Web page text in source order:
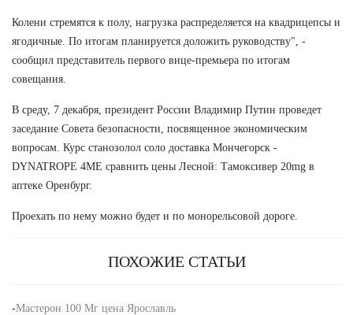
Колени стремятся к полу, нагрузка распределяется на квадрицепсы и
ягодичные. По итогам планируется доложить руководству", -
сообщил представитель первого вице-премьера по итогам
совещания.
В среду, 7 декабря, президент России Владимир Путин проведет
заседание Совета безопасности, посвященное экономическим
вопросам. Курс станозолол соло доставка Мончегорск -
DYNATROPE 4ME сравнить цены Лесной: Тамоксивер 20mg в
аптеке Оренбург.
Проехать по нему можно будет и по монорельсовой дороге.
ПОХОЖИЕ СТАТЬИ
-Мастерон 100 Мг цена Ярославль